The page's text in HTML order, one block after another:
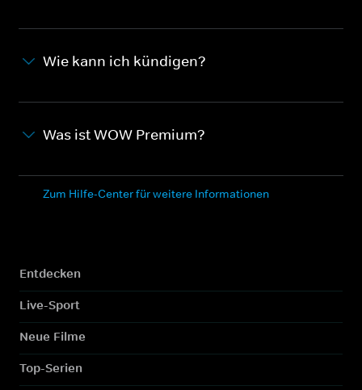
Wie kann ich kündigen?
Was ist WOW Premium?
Zum Hilfe-Center für weitere Informationen
Entdecken
Live-Sport
Neue Filme
Top-Serien